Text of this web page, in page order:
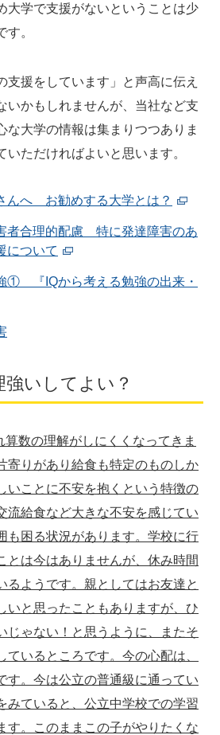
大学で支援がないということは少
。
援をしています」と声高に伝え
いかもしれませんが、当社など支
な大学の情報は集まりつつありま
いただければよいと思います。
んへ お勧めする大学とは？
者合理的配慮 特に発達障害のあ
について
① 『IQから考える勉強の出来・
いしてよい？
数の理解がしにくくなってきま
寄りがあり給食も特定のものしか
いことに不安を抱くという特徴の
流給食など大きな不安を感じてい
も困る状況があります。学校に行
とは今はありませんが、休み時間
るようです。親としてはお友達と
いと思ったこともありますが、ひ
じゃない！と思うように、またそ
ているところです。今の心配は、
す。今は公立の普通級に通ってい
みていると、公立中学校での学習
す。このままこの子がやりたくな